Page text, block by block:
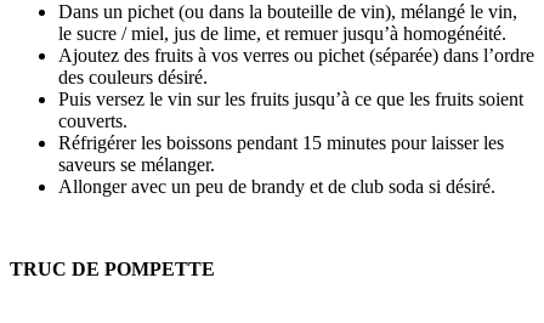
Dans un pichet (ou dans la bouteille de vin), mélangé le vin,
le sucre / miel, jus de lime, et remuer jusqu’à homogénéité.
Ajoutez des fruits à vos verres ou pichet (séparée) dans l’ordre
des couleurs désiré.
Puis versez le vin sur les fruits jusqu’à ce que les fruits soient
couverts.
Réfrigérer les boissons pendant 15 minutes pour laisser les
saveurs se mélanger.
Allonger avec un peu de brandy et de club soda si désiré.
TRUC DE POMPETTE